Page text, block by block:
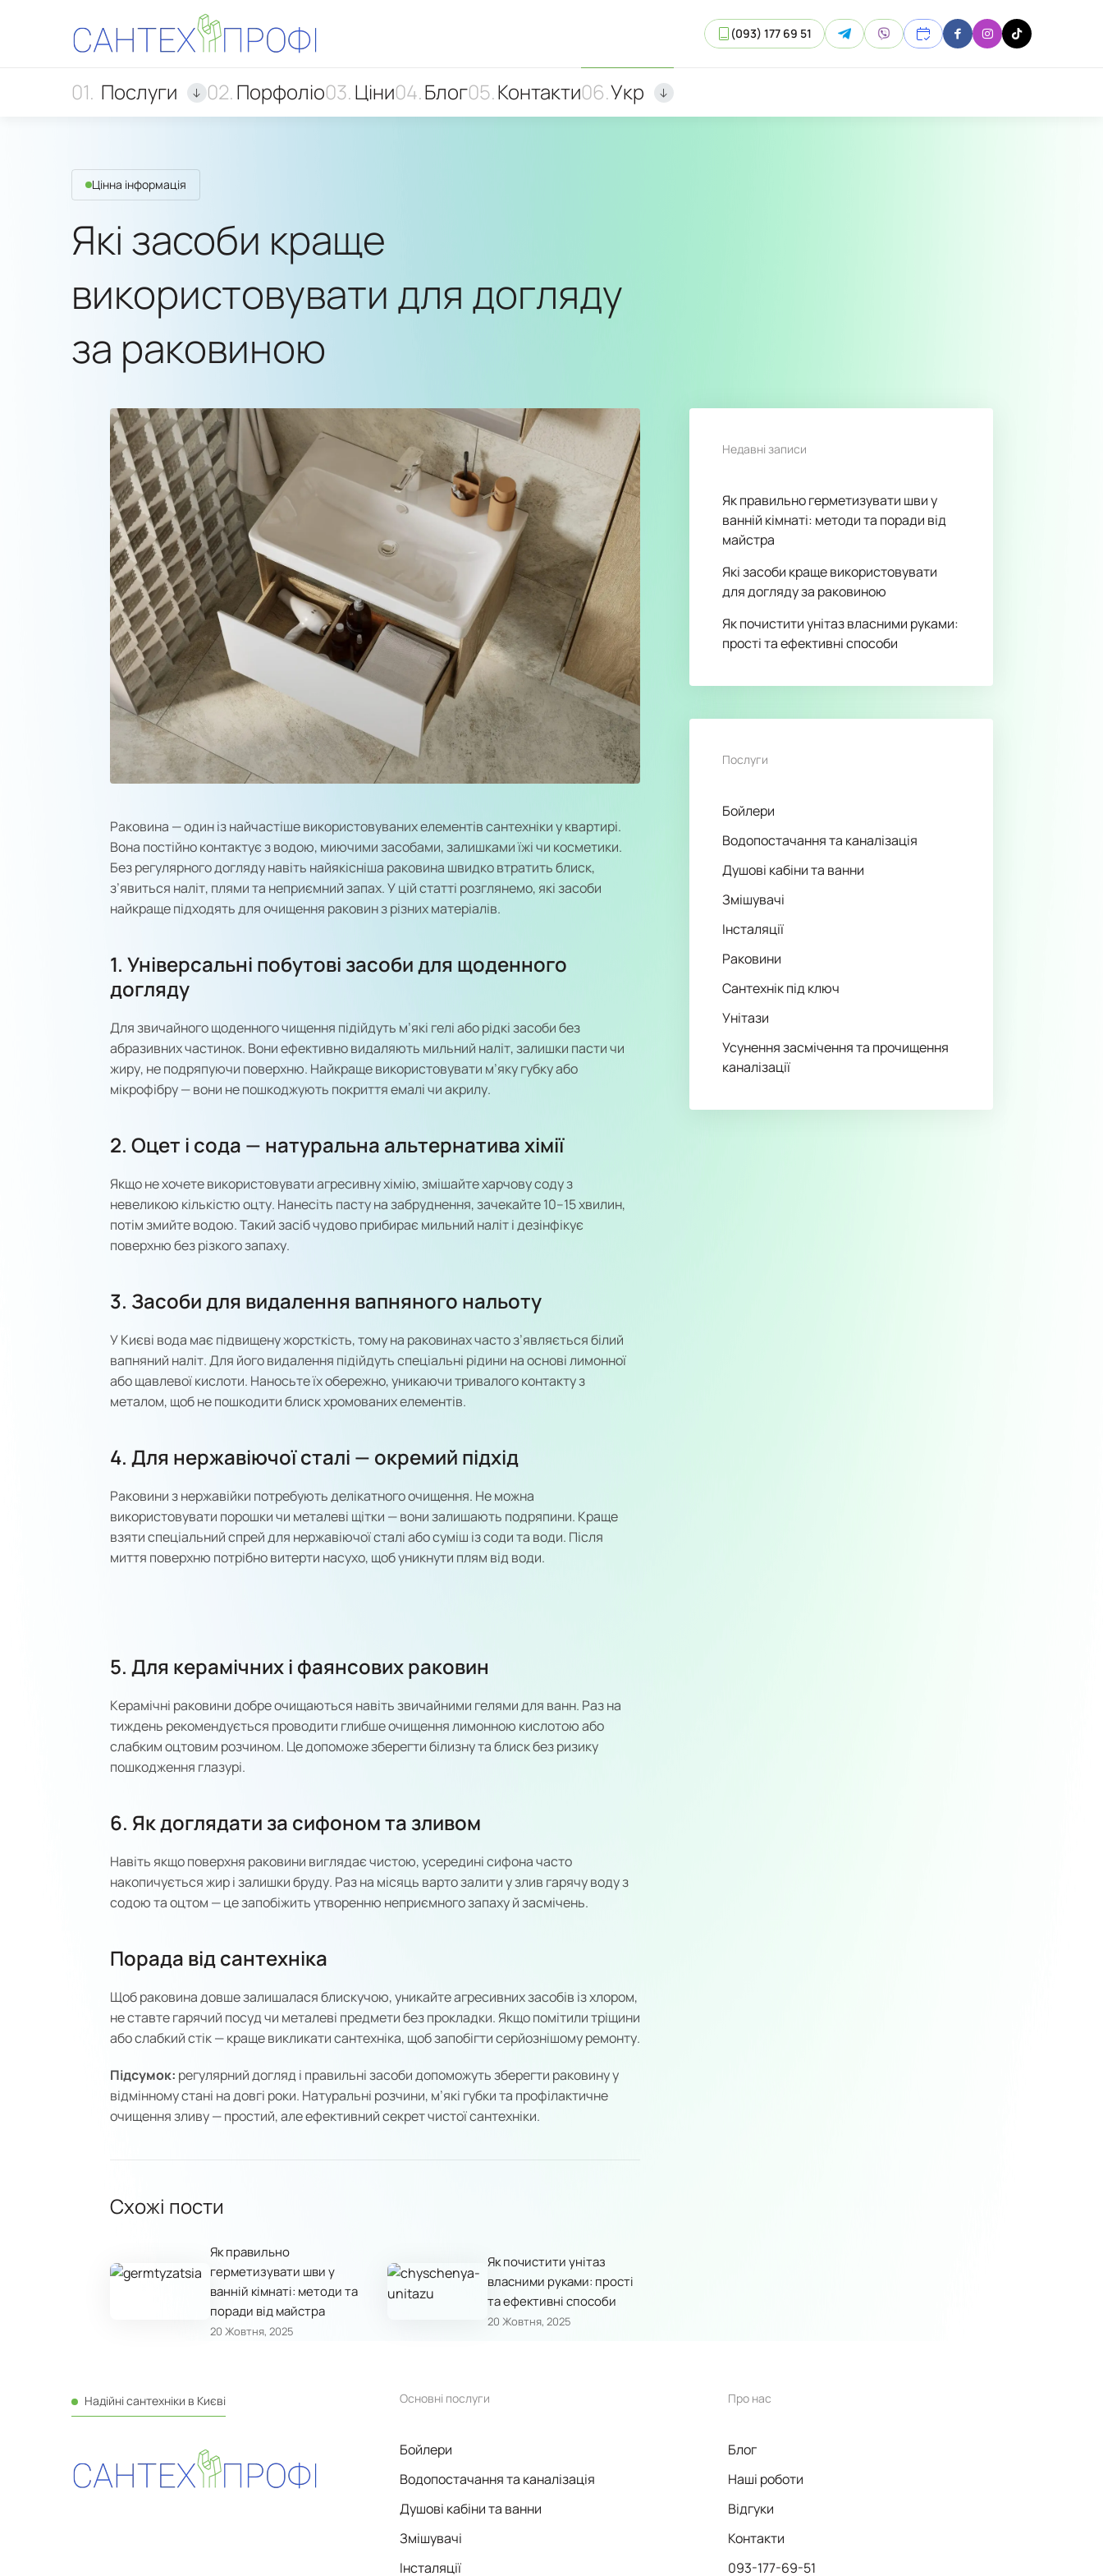
(093) 177 69 51
Послуги Порфоліо Ціни Блог Контакти Укр
Цінна інформація
Які засоби краще
використовувати для догляду
за раковиною
Раковина — один із найчастіше використовуваних елементів сантехніки у квартирі.
Вона постійно контактує з водою, миючими засобами, залишками їжі чи косметики.
Без регулярного догляду навіть найякісніша раковина швидко втратить блиск,
з’явиться наліт, плями та неприємний запах. У цій статті розглянемо, які засоби
найкраще підходять для очищення раковин з різних матеріалів.
1. Універсальні побутові засоби для щоденного
догляду
Для звичайного щоденного чищення підійдуть м’які гелі або рідкі засоби без
абразивних частинок. Вони ефективно видаляють мильний наліт, залишки пасти чи
жиру, не подряпуючи поверхню. Найкраще використовувати м’яку губку або
мікрофібру — вони не пошкоджують покриття емалі чи акрилу.
2. Оцет і сода — натуральна альтернатива хімії
Якщо не хочете використовувати агресивну хімію, змішайте харчову соду з
невеликою кількістю оцту. Нанесіть пасту на забруднення, зачекайте 10–15 хвилин,
потім змийте водою. Такий засіб чудово прибирає мильний наліт і дезінфікує
поверхню без різкого запаху.
3. Засоби для видалення вапняного нальоту
У Києві вода має підвищену жорсткість, тому на раковинах часто з’являється білий
вапняний наліт. Для його видалення підійдуть спеціальні рідини на основі лимонної
або щавлевої кислоти. Наносьте їх обережно, уникаючи тривалого контакту з
металом, щоб не пошкодити блиск хромованих елементів.
4. Для нержавіючої сталі — окремий підхід
Раковини з нержавійки потребують делікатного очищення. Не можна
використовувати порошки чи металеві щітки — вони залишають подряпини. Краще
взяти спеціальний спрей для нержавіючої сталі або суміш із соди та води. Після
миття поверхню потрібно витерти насухо, щоб уникнути плям від води.
5. Для керамічних і фаянсових раковин
Керамічні раковини добре очищаються навіть звичайними гелями для ванн. Раз на
тиждень рекомендується проводити глибше очищення лимонною кислотою або
слабким оцтовим розчином. Це допоможе зберегти білизну та блиск без ризику
пошкодження глазурі.
6. Як доглядати за сифоном та зливом
Навіть якщо поверхня раковини виглядає чистою, усередині сифона часто
накопичується жир і залишки бруду. Раз на місяць варто залити у злив гарячу воду з
содою та оцтом — це запобіжить утворенню неприємного запаху й засмічень.
Порада від сантехніка
Щоб раковина довше залишалася блискучою, уникайте агресивних засобів із хлором,
не ставте гарячий посуд чи металеві предмети без прокладки. Якщо помітили тріщини
або слабкий стік — краще викликати сантехніка, щоб запобігти серйознішому ремонту.
Підсумок: регулярний догляд і правильні засоби допоможуть зберегти раковину у
відмінному стані на довгі роки. Натуральні розчини, м’які губки та профілактичне
очищення зливу — простий, але ефективний секрет чистої сантехніки.
Схожі пости
Як правильно
герметизувати шви у
ванній кімнаті: методи та
поради від майстра
20 Жовтня, 2025
Як почистити унітаз
власними руками: прості
та ефективні способи
20 Жовтня, 2025
Недавні записи
Як правильно герметизувати шви у
ванній кімнаті: методи та поради від
майстра
Які засоби краще використовувати
для догляду за раковиною
Як почистити унітаз власними руками:
прості та ефективні способи
Послуги
Бойлери
Водопостачання та каналізація
Душові кабіни та ванни
Змішувачі
Інсталяції
Раковини
Сантехнік під ключ
Унітази
Усунення засмічення та прочищення
каналізації
Надійні сантехніки в Києві Основні послуги
Бойлери
Водопостачання та каналізація
Душові кабіни та ванни
Змішувачі
Інсталяції
Про нас
Блог
Наші роботи
Відгуки
Контакти
093-177-69-51